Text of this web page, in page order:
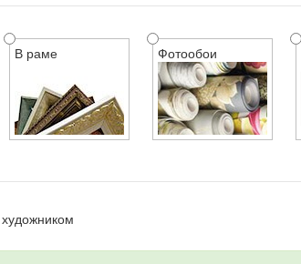
В раме Фотообои